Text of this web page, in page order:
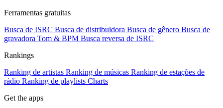
Ferramentas gratuitas
Busca de ISRC Busca de distribuidora Busca de gênero Busca de
gravadora Tom & BPM Busca reversa de ISRC
Rankings
Ranking de artistas Ranking de músicas Ranking de estações de
rádio Ranking de playlists Charts
Get the apps